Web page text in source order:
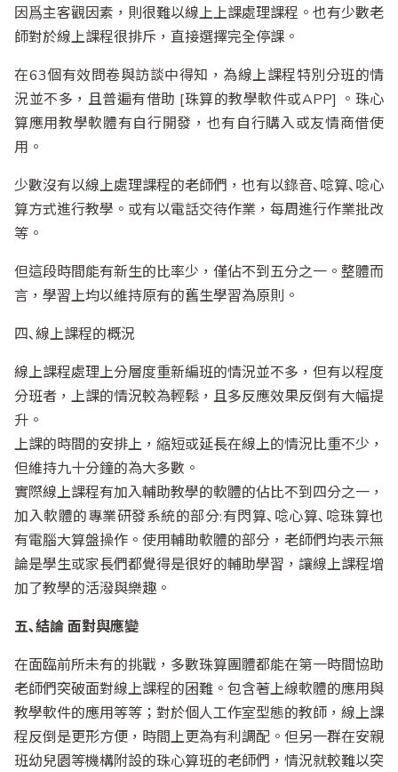
因爲主客觀因素，則很難以線上上課處理課程。也有少數老
師對於線上課程很排斥，直接選擇完全停課。
在63個有效問卷與訪談中得知，為線上課程特別分班的情
況並不多，且普遍有借助 [珠算的教學軟件或APP] 。珠心
算應用教學軟體有自行開發，也有自行購入或友情商借使
用。
少數沒有以線上處理課程的老師們，也有以錄音､唸算､唸心
算方式進行教學。或有以電話交待作業，每周進行作業批改
等。
但這段時間能有新生的比率少，僅佔不到五分之一。整體而
言，學習上均以維持原有的舊生學習為原則。
四､線上課程的概況
線上課程處理上分層度重新編班的情況並不多，但有以程度
分班者，上課的情況較為輕鬆，且多反應效果反倒有大幅提
升。
上課的時間的安排上，縮短或延長在線上的情況比重不少，
但維持九十分鐘的為大多數。
實際線上課程有加入輔助教學的軟體的佔比不到四分之一，
加入軟體的專業研發系統的部分:有閃算､唸心算､唸珠算也
有電腦大算盤操作。使用輔助軟體的部分，老師們均表示無
論是學生或家長們都覺得是很好的輔助學習，讓線上課程增
加了教學的活潑與樂趣。
五､結論 面對與應變
在面臨前所未有的挑戰，多數珠算團體都能在第一時間協助
老師們突破面對線上課程的困難。包含著上線軟體的應用與
教學軟件的應用等等；對於個人工作室型態的教師，線上課
程反倒是更形方便，時間上更為有利調配。但另一群在安親
班幼兒園等機構附設的珠心算班的老師們，情況就較難以突